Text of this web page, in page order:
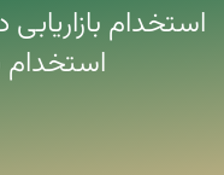
استخدام
استخدام